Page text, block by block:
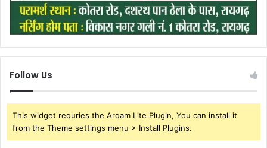
Follow Us
This widget requries the Arqam Lite Plugin, You can install it
from the Theme settings menu > Install Plugins.